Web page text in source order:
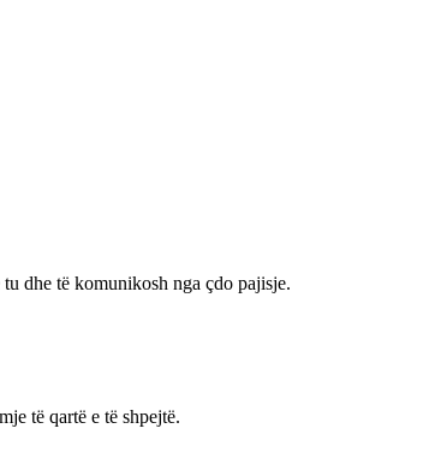
dhe të komunikosh nga çdo pajisje.
të qartë e të shpejtë.